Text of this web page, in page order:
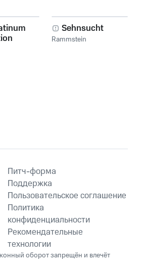
Sehnsucht
Rammstein
Питч-форма
Поддержка
Пользовательское соглашение
Политика
конфиденциальности
Рекомендательные
технологии
оборот запрещён и влечёт